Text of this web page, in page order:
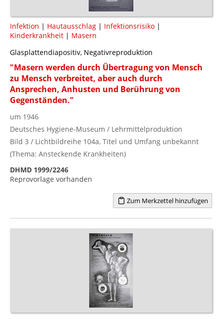
Infektion | Hautausschlag | Infektionsrisiko |
Kinderkrankheit | Masern
Glasplattendiapositiv, Negativreproduktion
"Masern werden durch Übertragung von Mensch
zu Mensch verbreitet, aber auch durch
Ansprechen, Anhusten und Berührung von
Gegenständen."
um 1946
Deutsches Hygiene-Museum / Lehrmittelproduktion
Bild 3 / Lichtbildreihe 104a, Titel und Umfang unbekannt
(Thema: Ansteckende Krankheiten)
DHMD 1999/2246
Reprovorlage vorhanden
Zum Merkzettel hinzufügen